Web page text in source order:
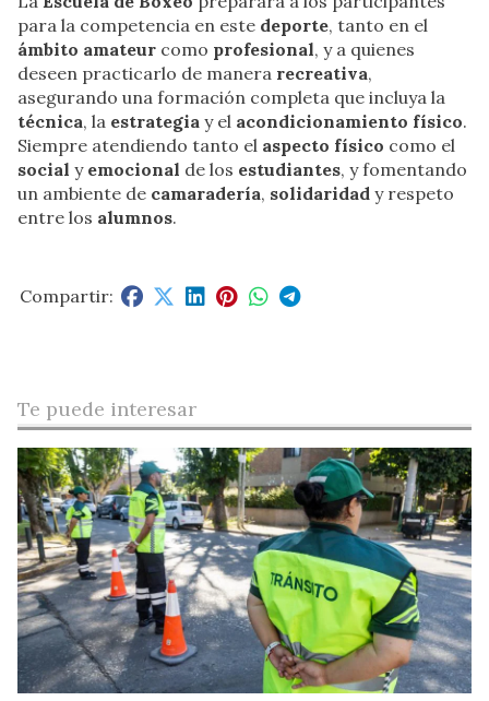
para la competencia en este deporte, tanto en el
ámbito amateur como profesional, y a quienes
deseen practicarlo de manera recreativa,
asegurando una formación completa que incluya la
técnica, la estrategia y el acondicionamiento físico.
Siempre atendiendo tanto el aspecto físico como el
social y emocional de los estudiantes, y fomentando
un ambiente de camaradería, solidaridad y respeto
entre los alumnos.
Te puede interesar